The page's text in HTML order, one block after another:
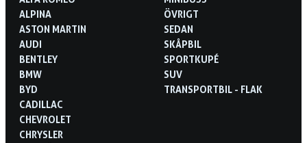
ALPINA
ASTON MARTIN
AUDI
BENTLEY
BMW
BYD
CADILLAC
CHEVROLET
CHRYSLER
ÖVRIGT
SEDAN
SKÅPBIL
SPORTKUPÉ
SUV
TRANSPORTBIL - FLAK